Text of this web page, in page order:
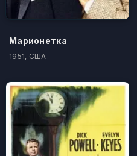
Марионетка
1951, США